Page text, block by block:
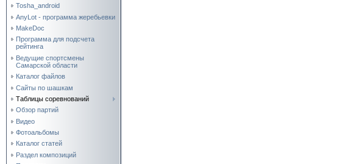
Tosha_android
AnyLot - программа жеребьевки
MakeDoc
Программа для подсчета
рейтинга
Ведущие спортсмены
Самарской области
Каталог файлов
Сайты по шашкам
Таблицы соревнований
Обзор партий
Видео
Фотоальбомы
Каталог статей
Раздел композиций